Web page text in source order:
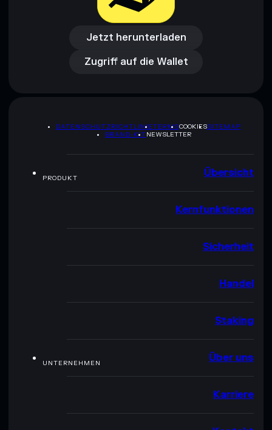
Jetzt herunterladen
Jetzt herunterladen
Zugriff auf die Wallet
Zugriff auf die Wallet
DATENSCHUTZRICHTLINIETERMSCOOKIESSITEMAP
BRAND-KITNEWSLETTER
PRODUKT Übersicht
Kernfunktionen
Sicherheit
Handel
Staking
UNTERNEHMEN Über uns
Karriere